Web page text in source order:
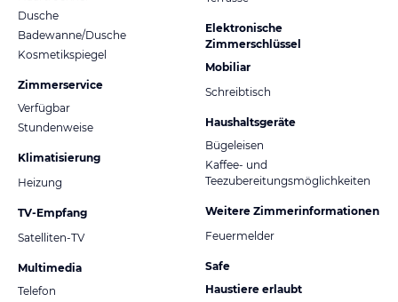
Dusche
Badewanne/Dusche
Kosmetikspiegel
Zimmerservice
Verfügbar
Stundenweise
Klimatisierung
Heizung
TV-Empfang
Satelliten-TV
Multimedia
Telefon
Elektronische
Zimmerschlüssel
Mobiliar
Schreibtisch
Haushaltsgeräte
Bügeleisen
Kaffee- und
Teezubereitungsmöglichkeiten
Weitere Zimmerinformationen
Feuermelder
Safe
Haustiere erlaubt